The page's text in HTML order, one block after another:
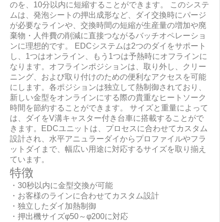
のを、10分以内に短縮することができます。 このシステ
ムは、発泡シートの押出成形など、ダイ交換時にパージ
が必要なラインや、交換時間の短縮が生産量の増加や廃
棄物・人件費の削減に直接つながるバッチオペレーショ
ンに理想的です。 EDCシステムは2つのダイをサポート
し、1つはオンライン、もう1つは予熱時にオフラインに
なります。オフラインポジションは、取り外し、クリー
ニング、および取り付けのための便利なアクセスを可能
にします。各ポジションは独立して熱制御されており、
新しい金型をオンラインにする際の貴重なヒートソーク
時間を節約することができます。 サイズと重量によって
は、ダイをV溝キャスター付き台車に搭載することがで
きます。EDCユニットは、プロセスに合わせてカスタム
設計され、水平アニュラーダイからプロファイルやフラ
ットダイまで、幅広い用途に対応するサイズを取り揃え
ています。
特徴
・30秒以内に金型交換が可能
・お客様のラインに合わせてカスタム設計
・独立したダイ加熱制御
・押出機サイズφ50～φ200に対応